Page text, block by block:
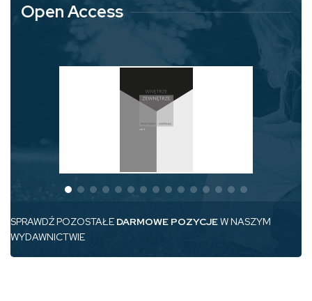
Open Access
SPRAWDŹ POZOSTAŁE DARMOWE POZYCJEW NASZYM
WYDAWNICTWIE